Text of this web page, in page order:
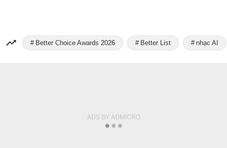
Better Choice Awards 2026 Better List nhạc AI